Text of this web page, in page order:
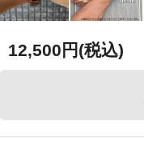
12,500円(税込)